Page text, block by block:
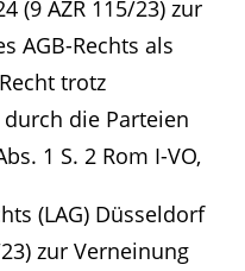
(9 AZR 115/23) zur
AGB-Rechts als
trotz
die Parteien
1 S. 2 Rom I-VO,
(LAG) Düsseldorf
zur Verneinung